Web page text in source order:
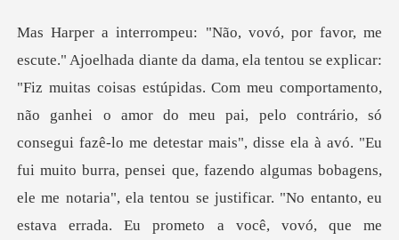
ei o amor do meu pai, pelo contrário, só
consegui fazê-lo me detestar mais", disse ela à avó. "Eu
fui muito burra, pensei que, fazendo algumas bobagens,
ele me notaria", el